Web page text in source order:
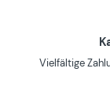
Vielfältige